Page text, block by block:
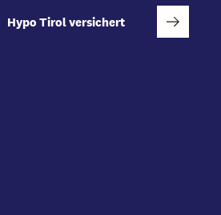
Hypo Tirol versichert